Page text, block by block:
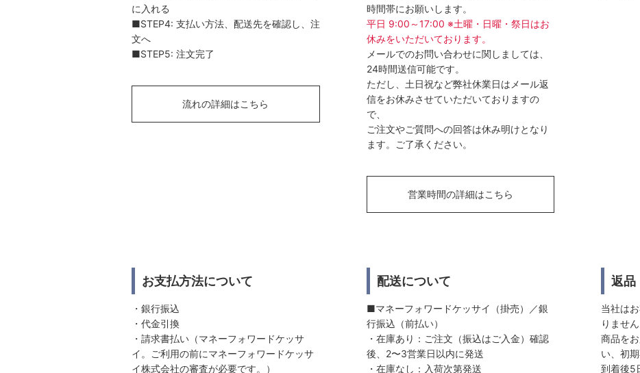
に入れる
■STEP4: 支払い方法、配送先を確認し、注
文へ
■STEP5: 注文完了
流れの詳細はこちら
時間帯にお願いします。
平日 9:00～17:00 ※土曜・日曜・祭日はお
休みをいただいております。
メールでのお問い合わせに関しましては、
24時間送信可能です。
ただし、土日祝など弊社休業日はメール返
信をお休みさせていただいておりますの
で、
ご注文やご質問への回答は休み明けとなり
ます。ご了承ください。
営業時間の詳細はこちら
お支払方法について
・銀行振込
・代金引換
・請求書払い（マネーフォワードケッサ
イ。ご利用の前にマネーフォワードケッサ
イ株式会社の審査が必要です。）
配送について
■マネーフォワードケッサイ（掛売）／銀
行振込（前払い）
・在庫あり：ご注文（振込はご入金）確認
後、2〜3営業日以内に発送
・在庫なし：入荷次第発送
返品
当社は
りません
商品を
い、初
到着後5